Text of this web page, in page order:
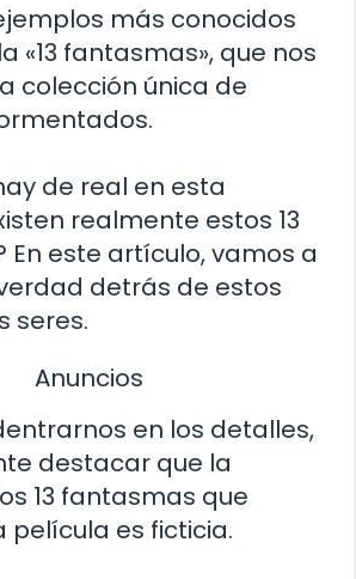
más conocidos
«13 fantasmas», que nos
colección única de
de real en esta
realmente estos 13
este artículo, vamos a
detrás de estos
seres.
Anuncios
en los detalles,
destacar que la
13 fantasmas que
película es ficticia.